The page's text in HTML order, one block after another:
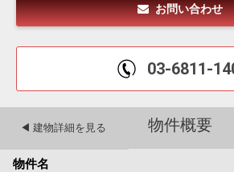
お問い合わせ
03-6811-
物件概要
◀︎ 建物詳細を見る
物件名